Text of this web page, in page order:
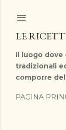
LE
Il luogo
tradizionali
comporre
PAGINA